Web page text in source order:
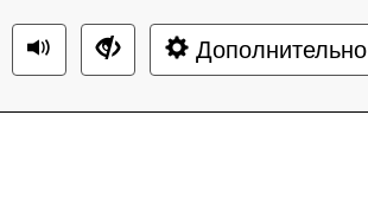
Дополнительно